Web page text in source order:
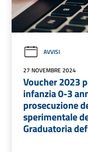
AVVISI
27 NOVEMBRE 2024
Voucher 2023
infanzia 0-3
prosecuzione
sperimentale
Graduatoria